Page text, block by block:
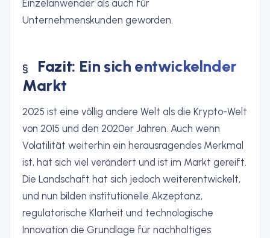
Einzelanwender als auch für
Unternehmenskunden geworden.
Fazit: Ein sich entwickelnder
Markt
2025 ist eine völlig andere Welt als die Krypto-Welt
von 2015 und den 2020er Jahren. Auch wenn
Volatilität weiterhin ein herausragendes Merkmal
ist, hat sich viel verändert und ist im Markt gereift.
Die Landschaft hat sich jedoch weiterentwickelt,
und nun bilden institutionelle Akzeptanz,
regulatorische Klarheit und technologische
Innovation die Grundlage für nachhaltiges